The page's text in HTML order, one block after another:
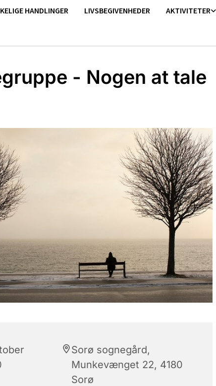
HANDLINGER LIVSBEGIVENHEDER AKTIVITETER
- Nogen at tale
Sorø sognegård,
Munkevænget 22, 4180
Sorø